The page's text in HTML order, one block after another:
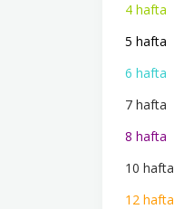
4 hafta
5 hafta
6 hafta
7 hafta
8 hafta
10 hafta
12 hafta